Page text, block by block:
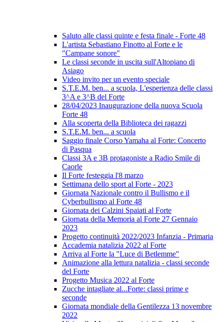
Saluto alle classi quinte e festa finale - Forte 48
L'artista Sebastiano Finotto al Forte e le
"Campane sonore"
Le classi seconde in uscita sull'Altopiano di
Asiago
Video invito per un evento speciale
S.T.E.M. ben... a scuola, L'esperienza delle classi
3^A e 3^B del Forte
28/04/2023 Inaugurazione della nuova Scuola
Forte 48
Alla scoperta della Biblioteca dei ragazzi
S.T.E.M. ben... a scuola
Saggio finale Corso Yamaha al Forte: Concerto
di Pasqua
Classi 3A e 3B protagoniste a Radio Smile di
Caorle
Il Forte festeggia l'8 marzo
Settimana dello sport al Forte - 2023
Giornata Nazionale contro il Bullismo e il
Cyberbullismo al Forte 48
Giornata dei Calzini Spaiati al Forte
Giornata della Memoria al Forte 27 Gennaio
2023
Progetto continuità 2022/2023 Infanzia - Primaria
Accademia natalizia 2022 al Forte
Arriva al Forte la "Luce di Betlemme"
Animazione alla lettura natalizia - classi seconde
del Forte
Progetto Musica 2022 al Forte
Zucche intagliate al...Forte: classi prime e
seconde
Giornata mondiale della Gentilezza 13 novembre
2022